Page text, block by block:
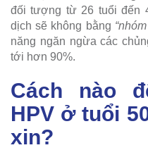
đối tượng từ 26 tuổi đến
dịch sẽ không bằng
năng ngăn ngừa các
tới hơn 90%.
Cách nào
HPV ở tuổi
xin?